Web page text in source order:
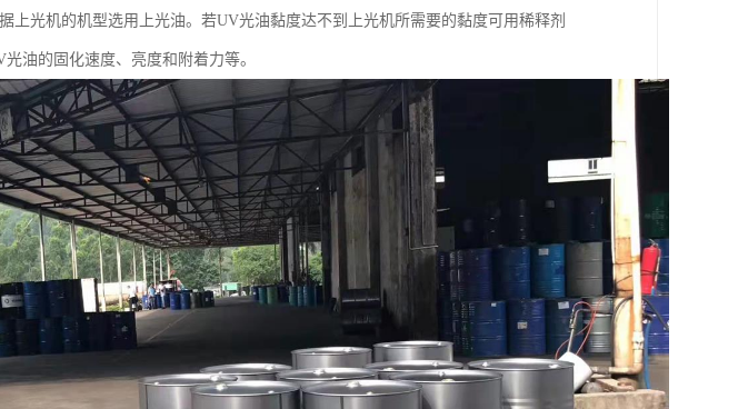
上光机的机型选用上光油。若UV光油黏度达不到上光机所需要的黏度可用稀释剂
油的固化速度、亮度和附着力等。